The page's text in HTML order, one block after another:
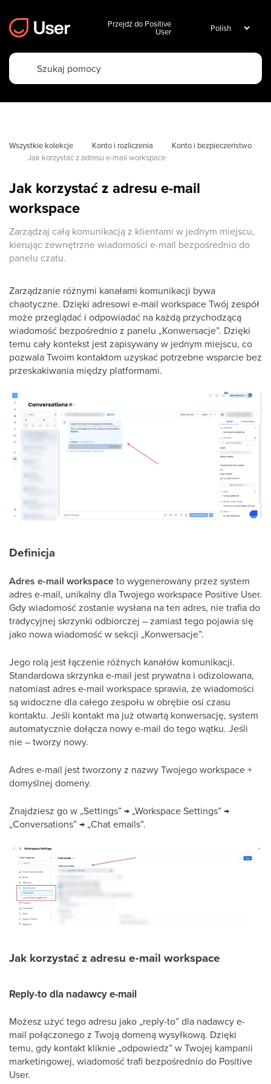
Przejdź do Positive
User
Wszystkie kolekcje Konto i rozliczenia
Konto i bezpieczeństwo
Jak korzystać z adresu e-mail workspace
Jak korzystać z adresu e-mail
workspace
Zarządzaj całą komunikacją z klientami w jednym miejscu,
kierując zewnętrzne wiadomości e-mail bezpośrednio do
panelu czatu.
Zarządzanie różnymi kanałami komunikacji bywa
chaotyczne. Dzięki adresowi e-mail workspace Twój zespół
może przeglądać i odpowiadać na każdą przychodzącą
wiadomość bezpośrednio z panelu „Konwersacje”. Dzięki
temu cały kontekst jest zapisywany w jednym miejscu, co
pozwala Twoim kontaktom uzyskać potrzebne wsparcie bez
przeskakiwania między platformami.
Definicja
Adres e-mail workspaceto wygenerowany przez system
adres e-mail, unikalny dla Twojego workspace Positive User.
Gdy wiadomość zostanie wysłana na ten adres, nie trafia do
tradycyjnej skrzynki odbiorczej – zamiast tego pojawia się
jako nowa wiadomość w sekcji „Konwersacje”.
Jego rolą jest łączenie różnych kanałów komunikacji.
Standardowa skrzynka e-mail jest prywatna i odizolowana,
natomiast adres e-mail workspace sprawia, że wiadomości
są widoczne dla całego zespołu w obrębie osi czasu
kontaktu. Jeśli kontakt ma już otwartą konwersację, system
automatycznie dołącza nowy e-mail do tego wątku. Jeśli
nie – tworzy nowy.
Adres e-mail jest tworzony z nazwy Twojego workspace +
domyślnej domeny.
Znajdziesz go w „Settings” → „Workspace Settings” →
„Conversations” → „Chat emails”.
Jak korzystać z adresu e-mail workspace
Reply-to dla nadawcy e-mail
Możesz użyć tego adresu jako „reply-to” dla nadawcy e-
mail połączonego z Twoją domeną wysyłkową. Dzięki
temu, gdy kontakt kliknie „odpowiedz” w Twojej kampanii
marketingowej, wiadomość trafi bezpośrednio do Positive
User.